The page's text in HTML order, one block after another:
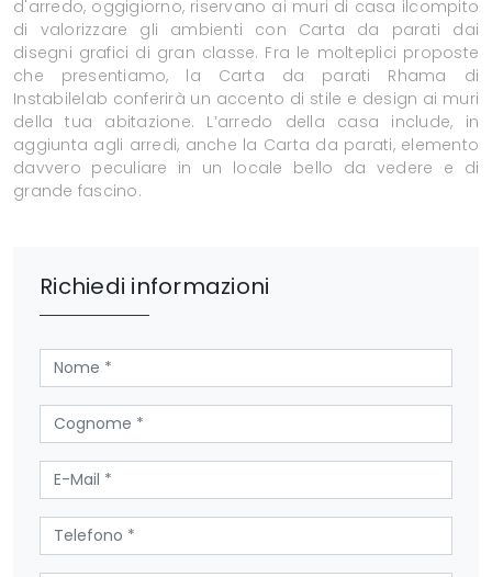
d'arredo, oggigiorno, riservano ai muri di casa ilcompito
di valorizzare gli ambienti con Carta da parati dai
disegni grafici di gran classe. Fra le molteplici proposte
che presentiamo, la Carta da parati Rhama di
Instabilelab conferirà un accento di stile e design ai muri
della tua abitazione. L’arredo della casa include, in
aggiunta agli arredi, anche la Carta da parati, elemento
davvero peculiare in un locale bello da vedere e di
grande fascino.
Richiedi informazioni